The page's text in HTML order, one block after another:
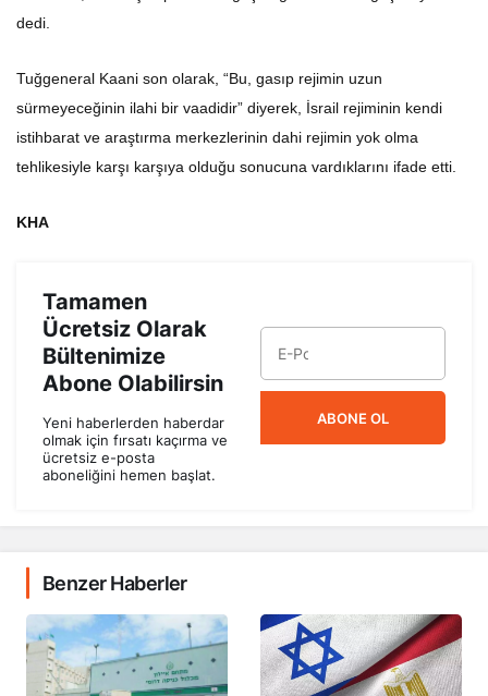
dedi.
Tuğgeneral Kaani son olarak, “Bu, gasıp rejimin uzun
sürmeyeceğinin ilahi bir vaadidir” diyerek, İsrail rejiminin kendi
istihbarat ve araştırma merkezlerinin dahi rejimin yok olma
tehlikesiyle karşı karşıya olduğu sonucuna vardıklarını ifade etti.
KHA
Tamamen
Ücretsiz Olarak
Bültenimize
Abone Olabilirsin
Yeni haberlerden haberdar
olmak için fırsatı kaçırma ve
ücretsiz e-posta
aboneliğini hemen başlat.
ABONE OL
Benzer Haberler